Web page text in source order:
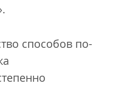
способов по-